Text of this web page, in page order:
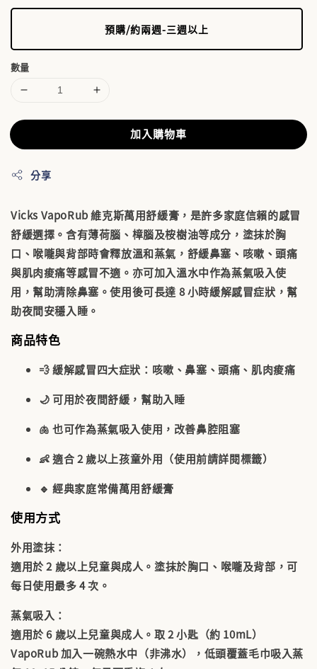
預購/約兩週-三週以上
數量
加入購物車
分享
Vicks VapoRub 維克斯萬用舒緩膏，是許多家庭信賴的感冒
舒緩選擇。含有薄荷腦、樟腦及桉樹油等成分，塗抹於胸
口、喉嚨與背部時會釋放溫和蒸氣，舒緩鼻塞、咳嗽、頭痛
與肌肉痠痛等感冒不適。亦可加入溫水中作為蒸氣吸入使
用，幫助清除鼻塞。使用後可長達 8 小時緩解感冒症狀，幫
助夜間安穩入睡。
商品特色
💨 緩解感冒四大症狀：咳嗽、鼻塞、頭痛、肌肉痠痛
🌙 可用於夜間舒緩，幫助入睡
🫁 也可作為蒸氣吸入使用，改善鼻腔阻塞
👶 適合 2 歲以上孩童外用（使用前請詳閱標籤）
🔹 經典家庭常備萬用舒緩膏
使用方式
外用塗抹 ：
適用於 2 歲以上兒童與成人。塗抹於胸口、喉嚨及背部，可
每日使用最多 4 次。
蒸氣吸入 ：
適用於 6 歲以上兒童與成人。取 2 小匙（約 10mL）
VapoRub 加入一碗熱水中（非沸水），低頭覆蓋毛巾吸入蒸